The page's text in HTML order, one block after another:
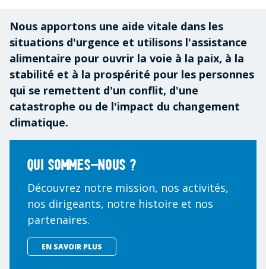
Nous apportons une aide vitale dans les
situations d'urgence et utilisons l'assistance
alimentaire pour ouvrir la voie à la paix, à la
stabilité et à la prospérité pour les personnes
qui se remettent d'un conflit, d'une
catastrophe ou de l'impact du changement
climatique.
Qui sommes-nous ?
Découvrez notre mission, nos activités,
nos dirigeants, notre histoire et nos
partenaires.
EN SAVOIR PLUS